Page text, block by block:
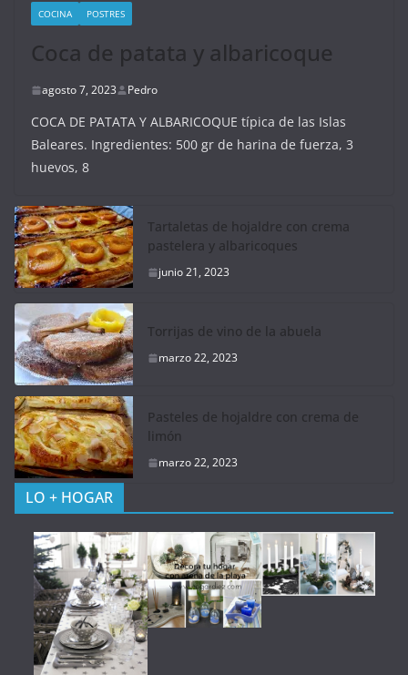
COCINA POSTRES
Coca de patata y albaricoque
agosto 7, 2023 Pedro
COCA DE PATATA Y ALBARICOQUE típica de las Islas
Baleares. Ingredientes: 500 gr de harina de fuerza, 3
huevos, 8
Tartaletas de hojaldre con crema
pastelera y albaricoques
junio 21, 2023
Torrijas de vino de la abuela
marzo 22, 2023
Pasteles de hojaldre con crema de
limón
marzo 22, 2023
LO + HOGAR